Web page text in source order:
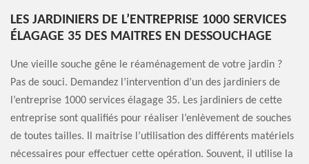
LES JARDINIERS DE L’ENTREPRISE 1000 SERVICES
ÉLAGAGE 35 DES MAITRES EN DESSOUCHAGE
Une vieille souche gêne le réaménagement de votre jardin ?
Pas de souci. Demandez l’intervention d’un des jardiniers de
l’entreprise 1000 services élagage 35. Les jardiniers de cette
entreprise sont qualifiés pour réaliser l’enlèvement de souches
de toutes tailles. Il maitrise l’utilisation des différents matériels
nécessaires pour effectuer cette opération. Souvent, il utilise la